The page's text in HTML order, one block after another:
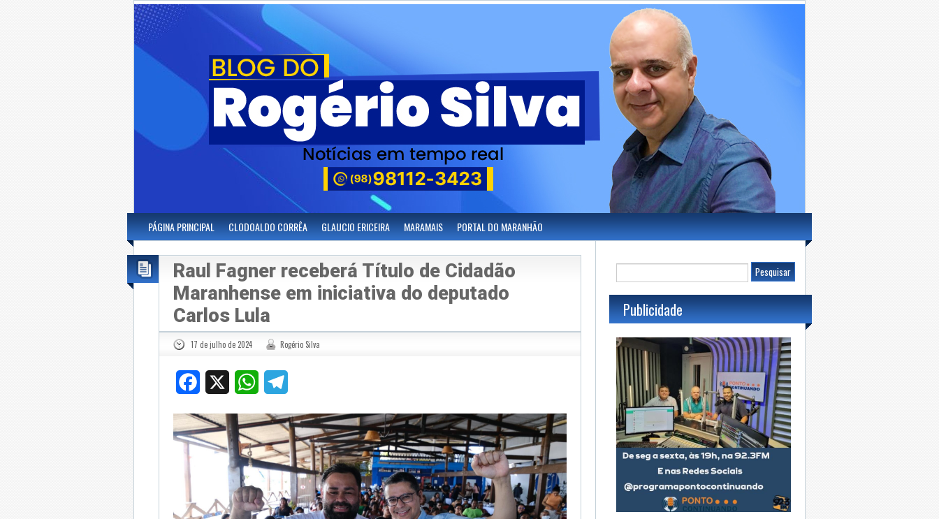
PÁGINA PRINCIPAL CLODOALDO CORRÊA GLAUCIO ERICEIRA MARAMAIS PORTAL DO MARANHÃO
Raul Fagner receberá Título de Cidadão
Maranhense em iniciativa do deputado
Carlos Lula
17 de julho de 2024 Rogério Silva
Facebook WhatsApp
Publicidade